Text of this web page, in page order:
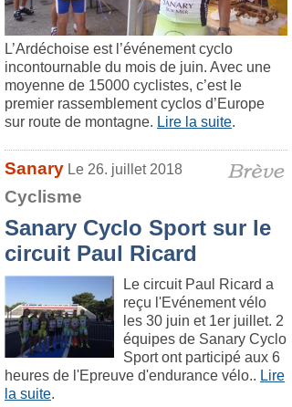
L’Ardéchoise est l’événement cyclo
incontournable du mois de juin. Avec une
moyenne de 15000 cyclistes, c’est le
premier rassemblement cyclos d’Europe
sur route de montagne. Lire la suite.
Sanary Le 26. juillet 2018
Cyclisme
Sanary Cyclo Sport sur le
circuit Paul Ricard
Le circuit Paul Ricard a
reçu l'Evénement vélo
les 30 juin et 1er juillet. 2
équipes de Sanary Cyclo
Sport ont participé aux 6
heures de l'Epreuve d'endurance vélo.. Lire
la suite.